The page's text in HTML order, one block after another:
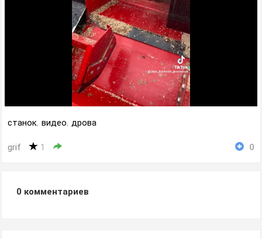
станок, видео, дрова
grif 1 0
0 комментариев